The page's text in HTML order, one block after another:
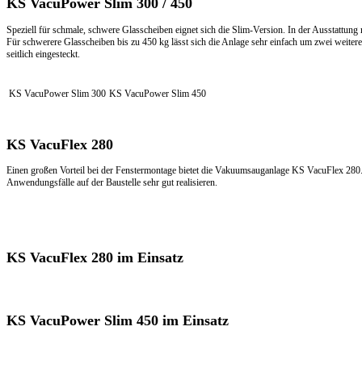
Speziell für schmale, schwere Glasscheiben eignet sich die Slim-Version. In der
Für schwerere Glasscheiben bis zu 450 kg lässt sich die Anlage sehr einfach um zwei
seitlich eingesteckt.
KS VacuPower Slim 300 KS VacuPower Slim 450
KS VacuFlex 280
Einen großen Vorteil bei der Fenstermontage bietet die Vakuumsauganlage KS VacuFlex
Anwendungsfälle auf der Baustelle sehr gut realisieren.
KS VacuFlex 280 im Einsatz
KS VacuPower Slim 450 im Einsatz